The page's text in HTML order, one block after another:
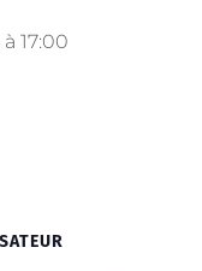
à 17:00